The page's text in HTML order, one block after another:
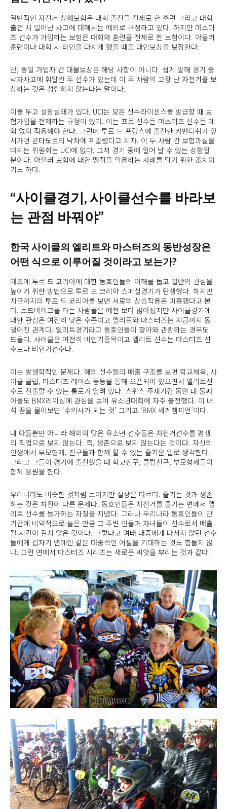
일반적인 자전거 상해보험은 대회 출전을 전제로 한 훈련 그리고 대회
출전 시 일어난 사고에 대해서는 예외로 규정하고 있다. 하지만 마스터
즈 선수가 가입하는 보험은 대회와 훈련을 전제로 한 보험이다. 아울러
훈련이나 대회 시 타인을 다치게 했을 때도 대인보상을 보장한다.
단, 동일 가입자 간 대물보상은 해당 사항이 아니다. 쉽게 말해 경기 중
낙차사고에 휘말린 두 선수가 있는데 이 두 사람의 고장 난 자전거를 보
상하는 것은 성립하지 않는다는 말이다.
이를 두고 설왕설래가 있다. UCI는 모든 선수라이센스를 발급할 때 보
험가입을 전제하는 규정이 있다. 이는 프로 선수든 마스터즈 선수든 예
외 없이 적용해야 한다. 그런데 투르 드 프랑스에 출전한 카벤디쉬가 앞
서가던 콘타도르의 낙차에 휘말렸다고 치자. 이 두 사람 간 보험과실을
따지는 위원회는 UCI에 없다. 그저 경기 중에 일어 날 수 있는 상황일
뿐이다. 아울러 보험에 대한 맹점을 악용하는 사례를 막기 위한 조치이
기도 하다.
“사이클경기, 사이클선수를 바라보
는 관점 바꿔야”
한국 사이클의 엘리트와 마스터즈의 동반성장은
어떤 식으로 이루어질 것이라고 보는가?
애초에 투르 드 코리아에 대한 동호인들의 이해를 돕고 일반의 관심을
높이기 위한 방법으로 투르 드 코리아 스페셜경기가 탄생했다. 하지만
지금까지의 투르 드 코리아를 보면 서로의 상승작용은 미흡했다고 본
다. 로드바이크를 타는 사람들은 예전 보다 많아졌지만 사이클경기에
대한 관심은 여전히 낮은 수준이고 엘리트와 마스터즈는 지금까지 동
떨어진 관계다. 엘리트경기라고 동호인들이 찾아와 관람하는 경우도
드물다. 사이클은 여전히 비인기종목이고 엘리트 선수는 마스터즈 선
수보다 비인기선수다.
이는 발생학적인 문제다. 해외 선수들의 배출 구조를 보면 학교체육, 사
이클 클럽, 마스터즈 레이스 등등을 통해 오픈되어 있으면서 엘리트선
수로 진출할 수 있는 통로가 열려 있다. 스위스 주재기간 동안 내 둘째
아들도 BMX레이싱에 관심을 보여 유소년대회에 자주 출전했다. 이 녀
석 꿈을 물어보면 ‘수의사가 되는 것’ 그리고 ‘BMX 세계챔피언’이다.
내 아들뿐만 아니라 해외의 많은 유소년 선수들은 자전거선수를 평생
의 직업으로 보지 않는다. 즉, 생존으로 보지 않는다는 것이다. 자신의
인생에서 부모형제, 친구들과 함께 할 수 있는 즐거운 일로 생각한다.
그리고 그들이 경기에 출전했을 때 학교친구, 클럽친구, 부모형제들이
함께 응원을 한다.
우리나라도 비슷한 것처럼 보이지만 실상은 다르다. 즐기는 것과 생존
하는 것은 차원이 다른 문제다. 동호인들은 자전거를 즐기는 면에서 엘
리트 선수를 능가하는 자질을 지녔다. 그러나 우리나라 동호인들이 단
기간에 비약적으로 늘은 만큼 그 주변 인물과 자녀들이 선수로서 배출
될 시간이 길지 않은 것이다. 그렇다고 여태 대중에게 나서지 않던 선수
들에게 갑자기 연예인 같은 대중적인 어필을 기대하는 것도 힘들지 않
나. 그런 면에서 마스터즈 시리즈는 새로운 씨앗을 뿌리는 것과 같다.